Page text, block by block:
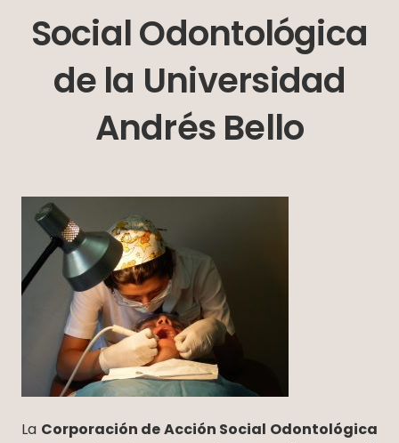
Social Odontológica
de la Universidad
Andrés Bello
La Corporación de Acción Social Odontológica